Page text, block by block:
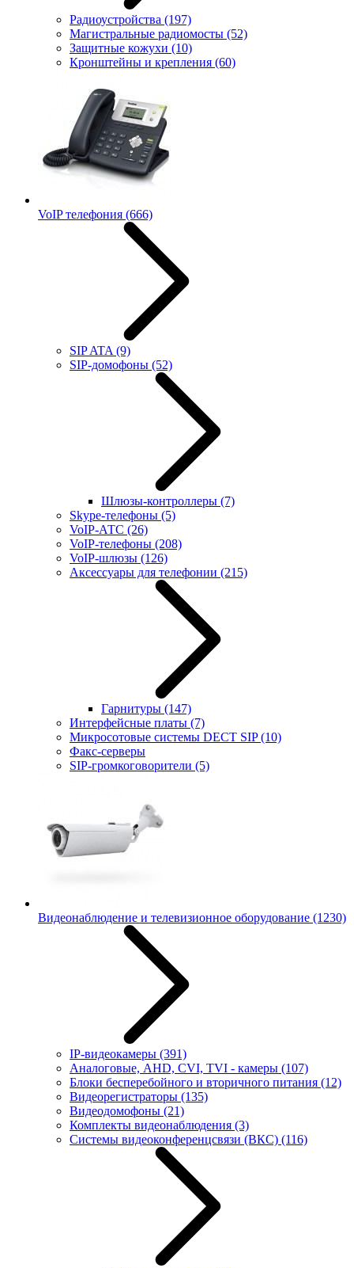
Радиоустройства (197)
Магистральные радиомосты (52)
Защитные кожухи (10)
Кронштейны и крепления (60)
VoIP телефония (666)
SIP ATA (9)
SIP-домофоны (52)
Шлюзы-контроллеры (7)
Skype-телефоны (5)
VoIP-АТС (26)
VoIP-телефоны (208)
VoIP-шлюзы (126)
Аксессуары для телефонии (215)
Гарнитуры (147)
Интерфейсные платы (7)
Микросотовые системы DECT SIP(10)
Факс-серверы
SIP-громкоговорители (5)
Видеонаблюдение и телевизионное оборудование (1230)
IP-видеокамеры (391)
Аналоговые, AHD, CVI, TVI - камеры (107)
Блоки бесперебойного и вторичного питания (12)
Видеорегистраторы (135)
Видеодомофоны (21)
Комплекты видеонаблюдения (3)
Системы видеоконференцсвязи (ВКС) (116)